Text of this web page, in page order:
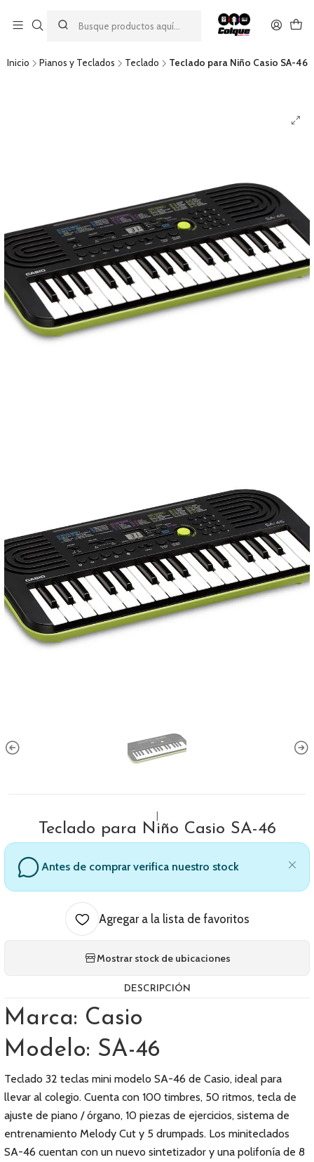
descuento por pago con transferencia bancaria
por una compra mínima de $49.990. Este descuento no es
acumulable a otras promociones ni aplicable a gastos de envío.
Inicio Pianos y Teclados Teclado Teclado para Niño Casio SA-46
Teclado para Niño Casio SA-46
Antes de comprar verifica nuestro stock
Agregar a la lista de favoritos
Mostrar stock de ubicaciones
DESCRIPCIÓN
Marca: Casio
Modelo: SA-46
Teclado 32 teclas mini modelo SA-46 de Casio, ideal para
llevar al colegio. Cuenta con 100 timbres, 50 ritmos, tecla de
ajuste de piano / órgano, 10 piezas de ejercicios, sistema de
entrenamiento Melody Cut y 5 drumpads. Los miniteclados
SA-46 cuentan con un nuevo sintetizador y una polifonía de 8